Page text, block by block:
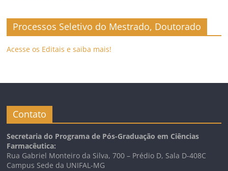
Processos Seletivo do Mestrado, Doutorado
Acesse os Editais e saiba mais!
Contato
Secretaria do Programa de Pós-Graduação em Ciências
Farmacêutica:
Rua Gabriel Monteiro da Silva, 700 – Prédio D, Sala D-408C
Campus Sede da UNIFAL-MG